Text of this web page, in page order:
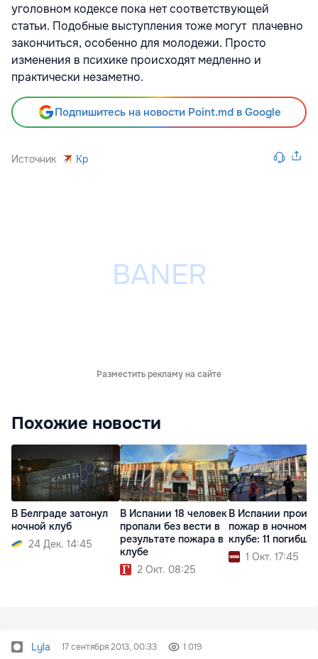
уголовном кодексе пока нет соответствующей
статьи. Подобные выступления тоже могут плачевно
закончиться, особенно для молодежи. Просто
изменения в психике происходят медленно и
практически незаметно.
Подпишитесь на новости Point.md в Google
Источник Kp
Разместить рекламу на сайте
Похожие новости
В Белграде затонул
ночной клуб
24 Дек. 14:45
В Испании 18 человек
пропали без вести в
результате пожара в
клубе
2 Окт. 08:25
В Испании
пожар в ночном
клубе: 11
1 Окт. 17:45
Lyla 17 сентября 2013, 00:33 1 019